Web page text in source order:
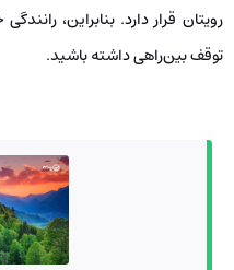
رویتان قرار دارد. بنابراین،
توقف بین‌راهی داشته باشید.